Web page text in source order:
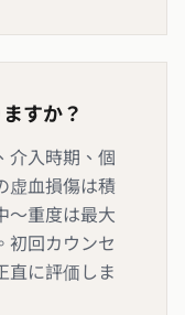
すか？
介入時期、個
虚血損傷は積
〜重度は最大
初回カウンセ
直に評価しま